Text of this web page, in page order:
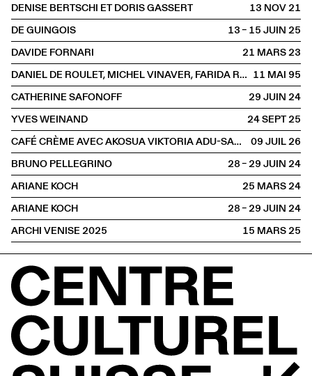
DENISE BERTSCHI ET DORIS GASSERT
13 NOV2021
DE GUINGOIS
13 – 15 JUIN2025
DAVIDE FORNARI
21 MARS2023
DANIEL DE ROULET, MICHEL VINAVER, FARIDA RAHOUADJ 11 MAI1995
CATHERINE SAFONOFF
29 JUIN2024
YVES WEINAND
24 SEPT2025
CAFÉ CRÈME AVEC AKOSUA VIKTORIA ADU-SANYAH ET CLAIRE HOFFMANN
09 JUIL2026
BRUNO PELLEGRINO
28 – 29 JUIN2024
ARIANE KOCH
25 MARS2024
ARIANE KOCH
28 – 29 JUIN2024
ARCHI VENISE 2025
15 MARS2025